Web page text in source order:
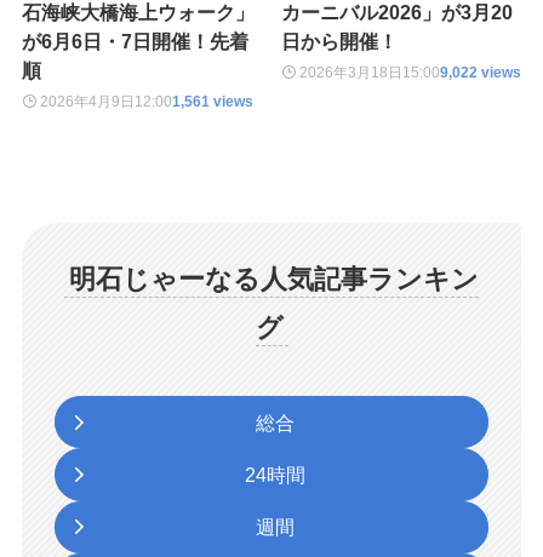
石海峡大橋海上ウォーク」
が6月6日・7日開催！先着
順
2026年4月9日 12:001,561 views
カーニバル2026」が3月20
日から開催！
2026年3月18日 15:009,022 views
明石じゃーなる人気記事ランキン
グ
総合
24時間
週間